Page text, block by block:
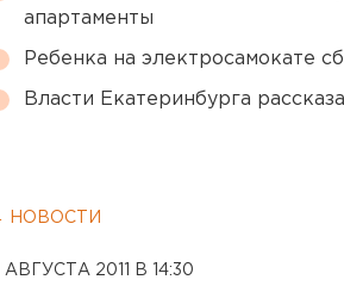
апартаменты
Ребенка на электросамокате
Власти Екатеринбурга
НОВОСТИ
АВГУСТА 2011 В 14:30